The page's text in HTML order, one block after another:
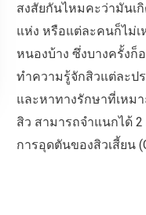
สงสัยกันไหมคะว่ามันเ
แห่ง หรือแต่ละคนก็ไม่
หนองบ้าง ซึ่งบางครั้งก็
ทำความรู้จักสิวแต่ละป
และหาทางรักษาที่เหม
สิว สามารถจำแนกได้
การอุดตันของสิวเสี้ยน